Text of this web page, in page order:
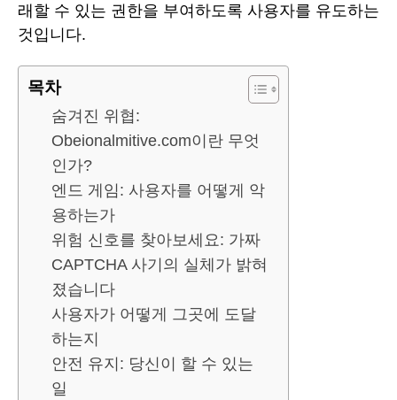
래할 수 있는 권한을 부여하도록 사용자를 유도하는
것입니다.
목차
숨겨진 위협:
Obeionalmitive.com이란 무엇
인가?
엔드 게임: 사용자를 어떻게 악
용하는가
위험 신호를 찾아보세요: 가짜
CAPTCHA 사기의 실체가 밝혀
졌습니다
사용자가 어떻게 그곳에 도달
하는지
안전 유지: 당신이 할 수 있는
일